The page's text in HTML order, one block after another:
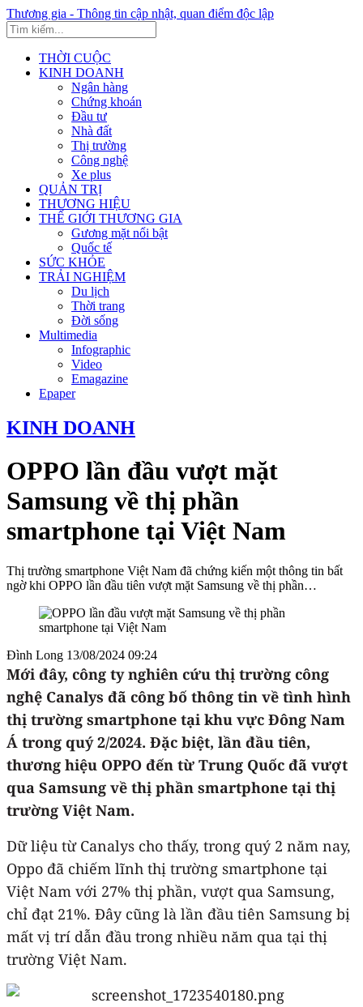
Thương gia - Thông tin cập nhật, quan điểm độc lập
THỜI CUỘC
KINH DOANH
Ngân hàng
Chứng khoán
Đầu tư
Nhà đất
Thị trường
Công nghệ
Xe plus
QUẢN TRỊ
THƯƠNG HIỆU
THẾ GIỚI THƯƠNG GIA
Gương mặt nổi bật
Quốc tế
SỨC KHỎE
TRẢI NGHIỆM
Du lịch
Thời trang
Đời sống
Multimedia
Infographic
Video
Emagazine
Epaper
KINH DOANH
OPPO lần đầu vượt mặt
Samsung về thị phần
smartphone tại Việt Nam
Thị trường smartphone Việt Nam đã chứng kiến một thông tin bất
ngờ khi OPPO lần đầu tiên vượt mặt Samsung về thị phần…
Đình Long 13/08/2024 09:24
Mới đây, công ty nghiên cứu thị trường công
nghệ Canalys đã công bố thông tin về tình hình
thị trường smartphone tại khu vực Đông Nam
Á trong quý 2/2024. Đặc biệt, lần đầu tiên,
thương hiệu OPPO đến từ Trung Quốc đã vượt
qua Samsung về thị phần smartphone tại thị
trường Việt Nam.
Dữ liệu từ Canalys cho thấy, trong quý 2 năm nay,
Oppo đã chiếm lĩnh thị trường smartphone tại
Việt Nam với 27% thị phần, vượt qua Samsung,
chỉ đạt 21%. Đây cũng là lần đầu tiên Samsung bị
mất vị trí dẫn đầu trong nhiều năm qua tại thị
trường Việt Nam.